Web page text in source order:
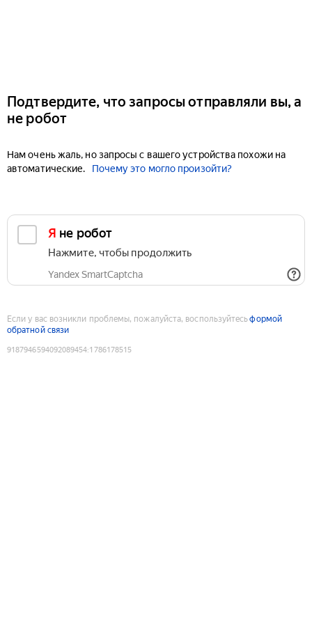
Подтвердите, что запросы отправляли вы, а
не робот
Нам очень жаль, но запросы с вашего устройства похожи на
автоматические.
Почему это могло произойти?
Я не робот
Нажмите, чтобы продолжить
Yandex SmartCaptcha
Если у вас возникли проблемы, пожалуйста, воспользуйтесьформой
обратной связи
9187946594092089454:1786178515